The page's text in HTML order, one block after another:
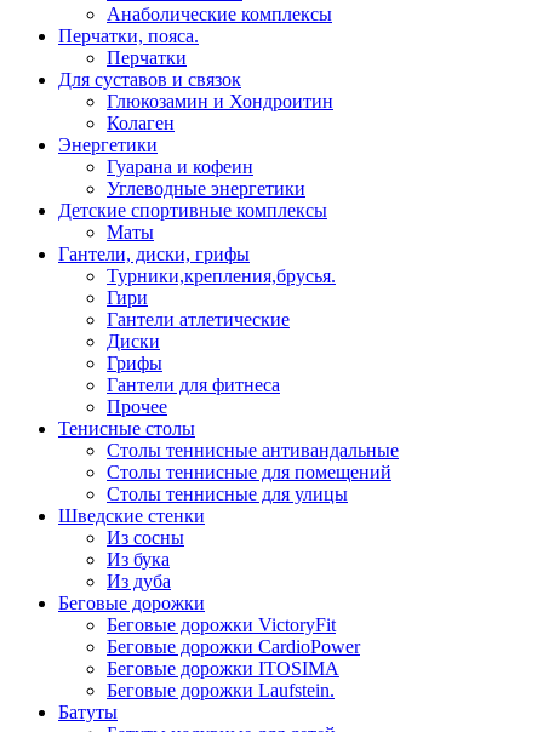
Анаболические комплексы
Перчатки, пояса.
Перчатки
Для суставов и связок
Глюкозамин и Хондроитин
Колаген
Энергетики
Гуарана и кофеин
Углеводные энергетики
Детские спортивные комплексы
Маты
Гантели, диски, грифы
Турники,крепления,брусья.
Гири
Гантели атлетические
Диски
Грифы
Гантели для фитнеса
Прочее
Тенисные столы
Столы теннисные антивандальные
Столы теннисные для помещений
Столы теннисные для улицы
Шведские стенки
Из сосны
Из бука
Из дуба
Беговые дорожки
Беговые дорожки VictoryFit
Беговые дорожки CardioPower
Беговые дорожки ITOSIMA
Беговые дорожки Laufstein.
Батуты